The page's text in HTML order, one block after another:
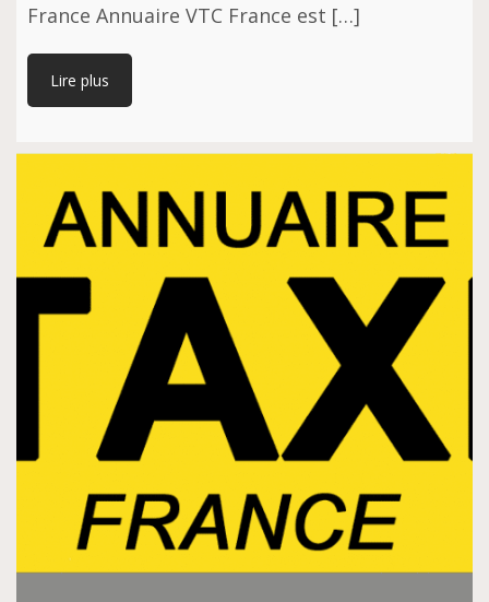
France Annuаіrе VTC Frаnсе est […]
Lire plus